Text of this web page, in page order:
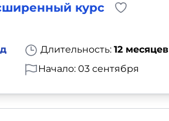
курс
Длительность: 12 месяцев
Начало: 03 сентября